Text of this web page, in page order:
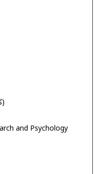
and Psychology